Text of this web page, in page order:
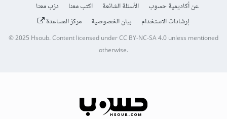
عن أكاديمية حسوب الأسئلة الشائعة اكتب معنا
درّب معنا
إرشادات الاستخدام
بيان الخصوصية مركز المساعدة
© 2025Hsoub.Content licensed underCC BY-NC-SA 4.0unless mentioned
otherwise.